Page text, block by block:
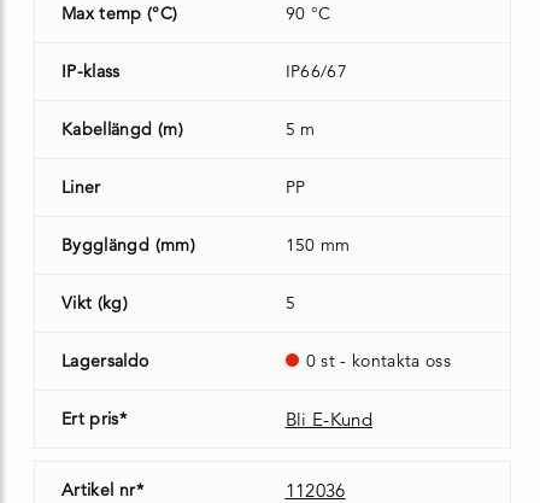
Max temp (°C) 90 °C
IP-klass IP66/67
Kabellängd (m) 5 m
Liner PP
Bygglängd (mm) 150 mm
Vikt (kg) 5
Lagersaldo 0 st - kontakta oss
Ert pris* Bli E-Kund
Artikel nr* 112036